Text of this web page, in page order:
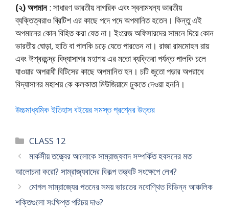
(২) অপমান: সাধারণ ভারতীয় নাগরিক এবং স্বনামধন্য ভারতীয়
ব্যক্তিত্বরাও ব্রিটিশ এর কাছে পদে পদে অপমানিত হতেন। কিন্তু এই
অপমানের কোন বিহিত করা যেত না। ইংরেজ অফিসারদের সামনে দিয়ে কোন
ভারতীয় ঘোড়া, হাতি বা পালকি চড়ে যেতে পারতেন না। রাজা রামমোহন রায়
এবং ঈশ্বরচন্দ্র বিদ্যাসাগর মহাশয় এর মতো ব্যক্তিরা পর্যন্ত পালকি চলে
যাওয়ার অপরাধী বিটিসের কাছে অপমানিত হন। চটি জুতো পড়ার অপরাধে
বিদ্যাসাগর মহাশয় কে কলকাতা মিউজিয়ামে ঢুকতে দেওয়া হননি।
উচ্চমাধ্যমিক ইতিহাস বইয়ের সমস্ত প্রশ্নের উত্তর
Categories
CLASS 12
মার্কসীয় তত্ত্বের আলোকে সাম্রাজ্যবাদ সম্পর্কিত হবসনের মত
আলোচনা করো? সাম্রাজ্যবাদের বিকল্প তত্ত্বটি সংক্ষেপে লেখ?
মোগল সাম্রাজ্যের পতনের সময় ভারতের নবোণ্থিত বিভিন্ন আঞ্চলিক
শক্তিগুলো সংক্ষিপ্ত পরিচয় দাও?